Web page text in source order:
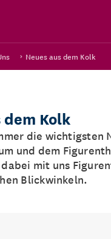
Neues aus dem Kolk
dem Kolk
die wichtigsten
und dem
mit uns
Blickwinkeln.